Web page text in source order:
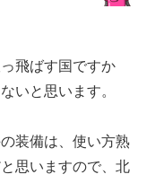
飛ばす国ですか
いと思います。
装備は、使い方熟
思いますので、北